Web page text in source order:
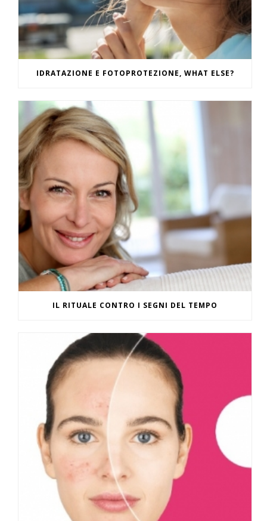
IDRATAZIONE E FOTOPROTEZIONE, WHAT ELSE?
IL RITUALE CONTRO I SEGNI DEL TEMPO